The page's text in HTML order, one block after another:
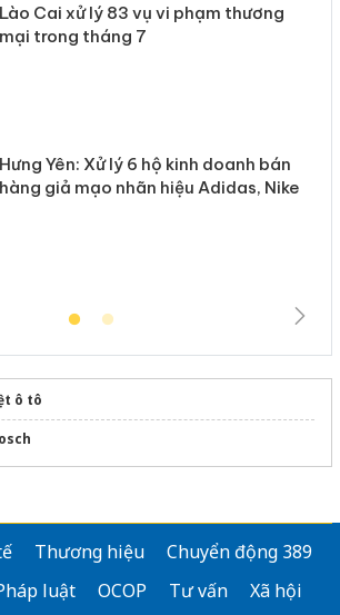
Lào Cai xử lý 83 vụ vi phạm thương
mại trong tháng 7
Hưng Yên: Xử lý 6 hộ kinh doanh bán
hàng giả mạo nhãn hiệu Adidas, Nike
ô tô
Thương hiệu
Chuyển động 389
luật
OCOP Tư vấn
Xã hội